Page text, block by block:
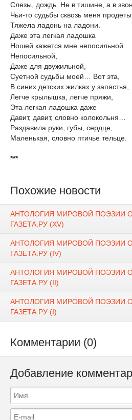
Слезы, дождь. Не в тишине, а в
Чьи-то судьбы сквозь меня продеты.
Тяжела ладонь на ладони.
Даже эта легкая ладошка
Ношей кажется мне непосильной.
Непосильной,
Даже для двужильной,
Суетной судьбы моей… Вот эта,
В синих детских жилках у запястья,
Легче крылышка, легче пряжи,
Эта легкая ладошка даже
Давит, давит, словно колокольня…
Раздавила руки, губы, сердце,
Маленькая, словно птичье тельце.
***
Похожие новости
АНТОЛОГИЯ МИРОВОЙ ПОЭЗИИ
ГАЗЕТА.РУ (XV)
АНТОЛОГИЯ МИРОВОЙ ПОЭЗИИ
ГАЗЕТА.РУ (IV)
АНТОЛОГИЯ МИРОВОЙ ПОЭЗИИ
ГАЗЕТА.РУ (II)
АНТОЛОГИЯ МИРОВОЙ ПОЭЗИИ
ГАЗЕТА.РУ (I)
Комментарии (0)
Добавление